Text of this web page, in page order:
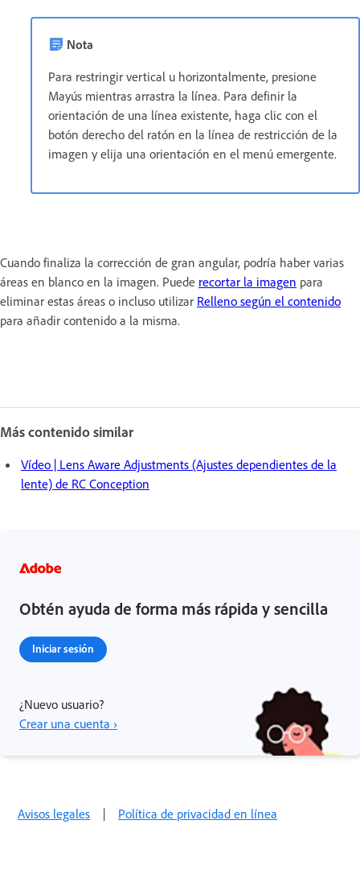
Nota
Para restringir vertical u horizontalmente, presione
Mayús mientras arrastra la línea. Para definir la
orientación de una línea existente, haga clic con el
botón derecho del ratón en la línea de restricción de la
imagen y elija una orientación en el menú emergente.
Cuando finaliza la corrección de gran angular, podría haber varias
áreas en blanco en la imagen. Puede recortar la imagen para
eliminar estas áreas o incluso utilizar Relleno según el contenido
para añadir contenido a la misma.
Más contenido similar
Vídeo | Lens Aware Adjustments (Ajustes dependientes de la
lente) de RC Conception
Obtén ayuda de forma más rápida y sencilla
Iniciar sesión
¿Nuevo usuario?
Crear una cuenta ›
Avisos legales | Política de privacidad en línea